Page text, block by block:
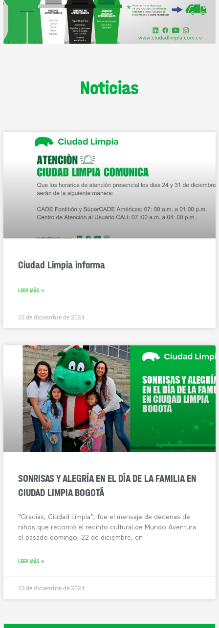
Noticias
Ciudad Limpia informa
LEER MÁS »
23 de diciembre de 2024
SONRISAS Y ALEGRÍA EN EL DÍA DE LA FAMILIA EN
CIUDAD LIMPIA BOGOTÁ
“Gracias, Ciudad Limpia”, fue el mensaje de decenas de
niños que recorrió el recinto cultural de Mundo Aventura
el pasado domingo, 22 de diciembre, en
LEER MÁS »
23 de diciembre de 2024